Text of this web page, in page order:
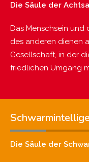
Die Säule der
Das Menschsein
des anderen dienen
Gesellschaft, in der
friedlichen Umgang
Die Säule der